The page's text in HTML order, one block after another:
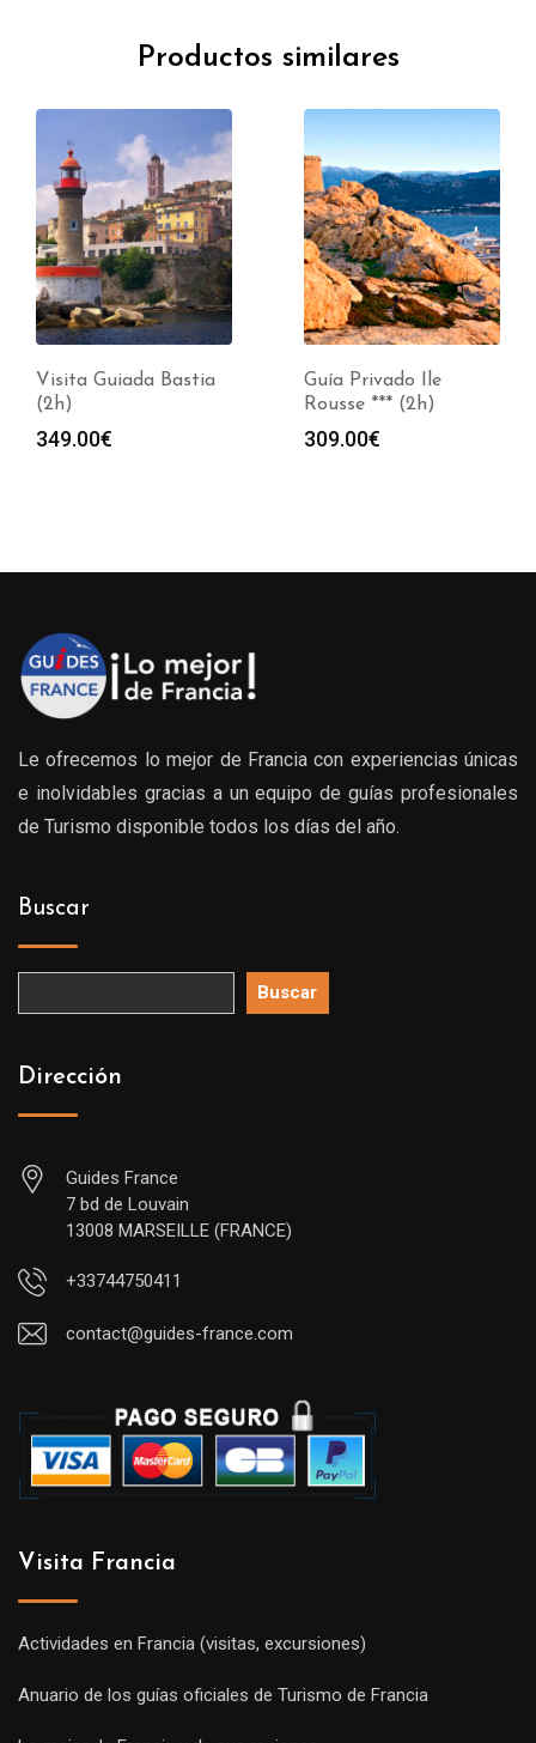
Productos similares
Visita Guiada Bastia
(2h)
349.00€
Guía Privado Ile
Rousse *** (2h)
309.00€
Le ofrecemos lo mejor de Francia con experiencias únicas
e inolvidables gracias a un equipo de guías profesionales
de Turismo disponible todos los días del año.
Buscar
Buscar
Dirección
Guides France
7 bd de Louvain
13008 MARSEILLE (FRANCE)
+33744750411
contact@guides-france.com
Visita Francia
Actividades en Francia (visitas, excursiones)
Anuario de los guías oficiales de Turismo de Francia